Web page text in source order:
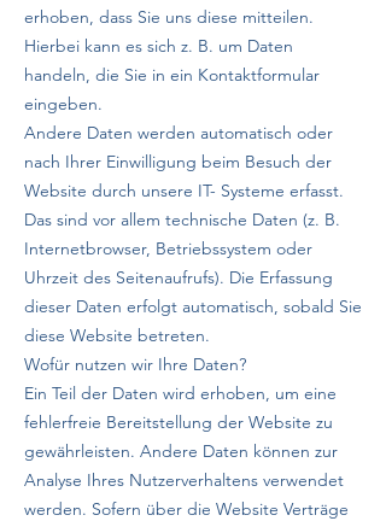
erhoben, dass Sie uns diese mitteilen.
Hierbei kann es sich z. B. um Daten
handeln, die Sie in ein Kontaktformular
eingeben.
Andere Daten werden automatisch oder
nach Ihrer Einwilligung beim Besuch der
Website durch unsere IT- Systeme erfasst.
Das sind vor allem technische Daten (z. B.
Internetbrowser, Betriebssystem oder
Uhrzeit des Seitenaufrufs). Die Erfassung
dieser Daten erfolgt automatisch, sobald Sie
diese Website betreten.
Wofür nutzen wir Ihre Daten?
Ein Teil der Daten wird erhoben, um eine
fehlerfreie Bereitstellung der Website zu
gewährleisten. Andere Daten können zur
Analyse Ihres Nutzerverhaltens verwendet
werden. Sofern über die Website Verträge